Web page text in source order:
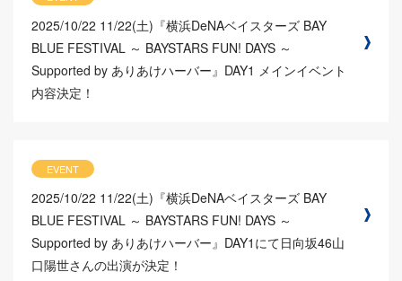
2025/10/22 11/22(土)『横浜DeNAベイスターズ BAY
BLUE FESTIVAL ～ BAYSTARS FUN! DAYS ～
Supported by ありあけハーバー』DAY1 メインイベント
内容決定！
EVENT
2025/10/22 11/22(土)『横浜DeNAベイスターズ BAY
BLUE FESTIVAL ～ BAYSTARS FUN! DAYS ～
Supported by ありあけハーバー』DAY1にて日向坂46山
口陽世さんの出演が決定！